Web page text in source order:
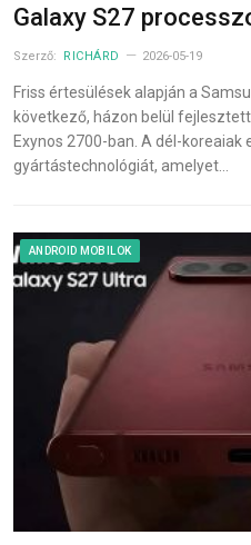
Galaxy S27
Szerző: RICHÁRD 2026-05-19
Friss értesülések alapján a
következő, házon belül
Exynos 2700-ban. A dél-koreaiak
gyártástechnológiát, amelyet…
ANDROID MOBILOK